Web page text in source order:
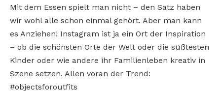
Mit dem Essen spielt man nicht – den Satz haben
wir wohl alle schon einmal gehört. Aber man kann
es Anziehen! Instagram ist ja ein Ort der Inspiration
– ob die schönsten Orte der Welt oder die süßtesten
Kinder oder wie andere ihr Familienleben kreativ in
Szene setzen. Allen voran der Trend:
#objectsforoutfits